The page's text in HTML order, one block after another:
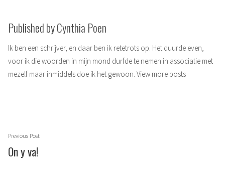
Published by Cynthia Poen
Ik ben een schrijver, en daar ben ik retetrots op. Het duurde even,
voor ik die woorden in mijn mond durfde te nemen in associatie met
mezelf maar inmiddels doe ik het gewoon. View more posts
Berichtnavigatie
Previous PostPrevious
On y va!